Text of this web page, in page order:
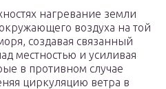
нагревание земли
воздуха на той
создавая связанный
местностью и усиливая
в противном случае
циркуляцию ветра в